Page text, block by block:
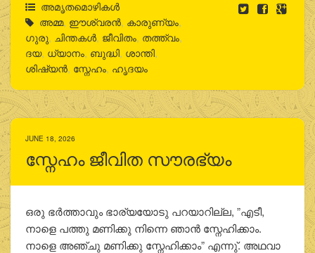
അമൃതമൊഴികള്‍
അമ്മ, ഈശ്വരന്‍, കാരുണ്യം,
ഗുരു, ചിന്തകള്‍, ജീവിതം, തത്ത്വം,
ദയ, ധ്യാനം, ബുദ്ധി, ശാന്തി,
ശിഷ്യന്‍, സ്നേഹം, ഹൃദയം
JUNE 18, 2026
സ്നേഹം ജീവിത സൗരഭ്യം
ഒരു ഭര്‍ത്താവും ഭാര്യയോടു പറയാറില്ല, ”എടീ,
നാളെ പത്തു മണിക്കു നിന്നെ ഞാന്‍ സ്നേഹിക്കാം.
നാളെ അഞ്ചു മണിക്കു സ്നേഹിക്കാം” എന്നു്. അഥവാ